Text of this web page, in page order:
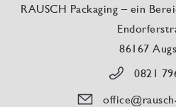
RAUSCH Packaging – ein
86167
0821